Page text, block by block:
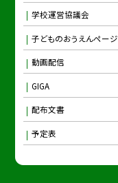
学校運営協議会
子どものおうえんページ
動画配信
GIGA
配布文書
予定表